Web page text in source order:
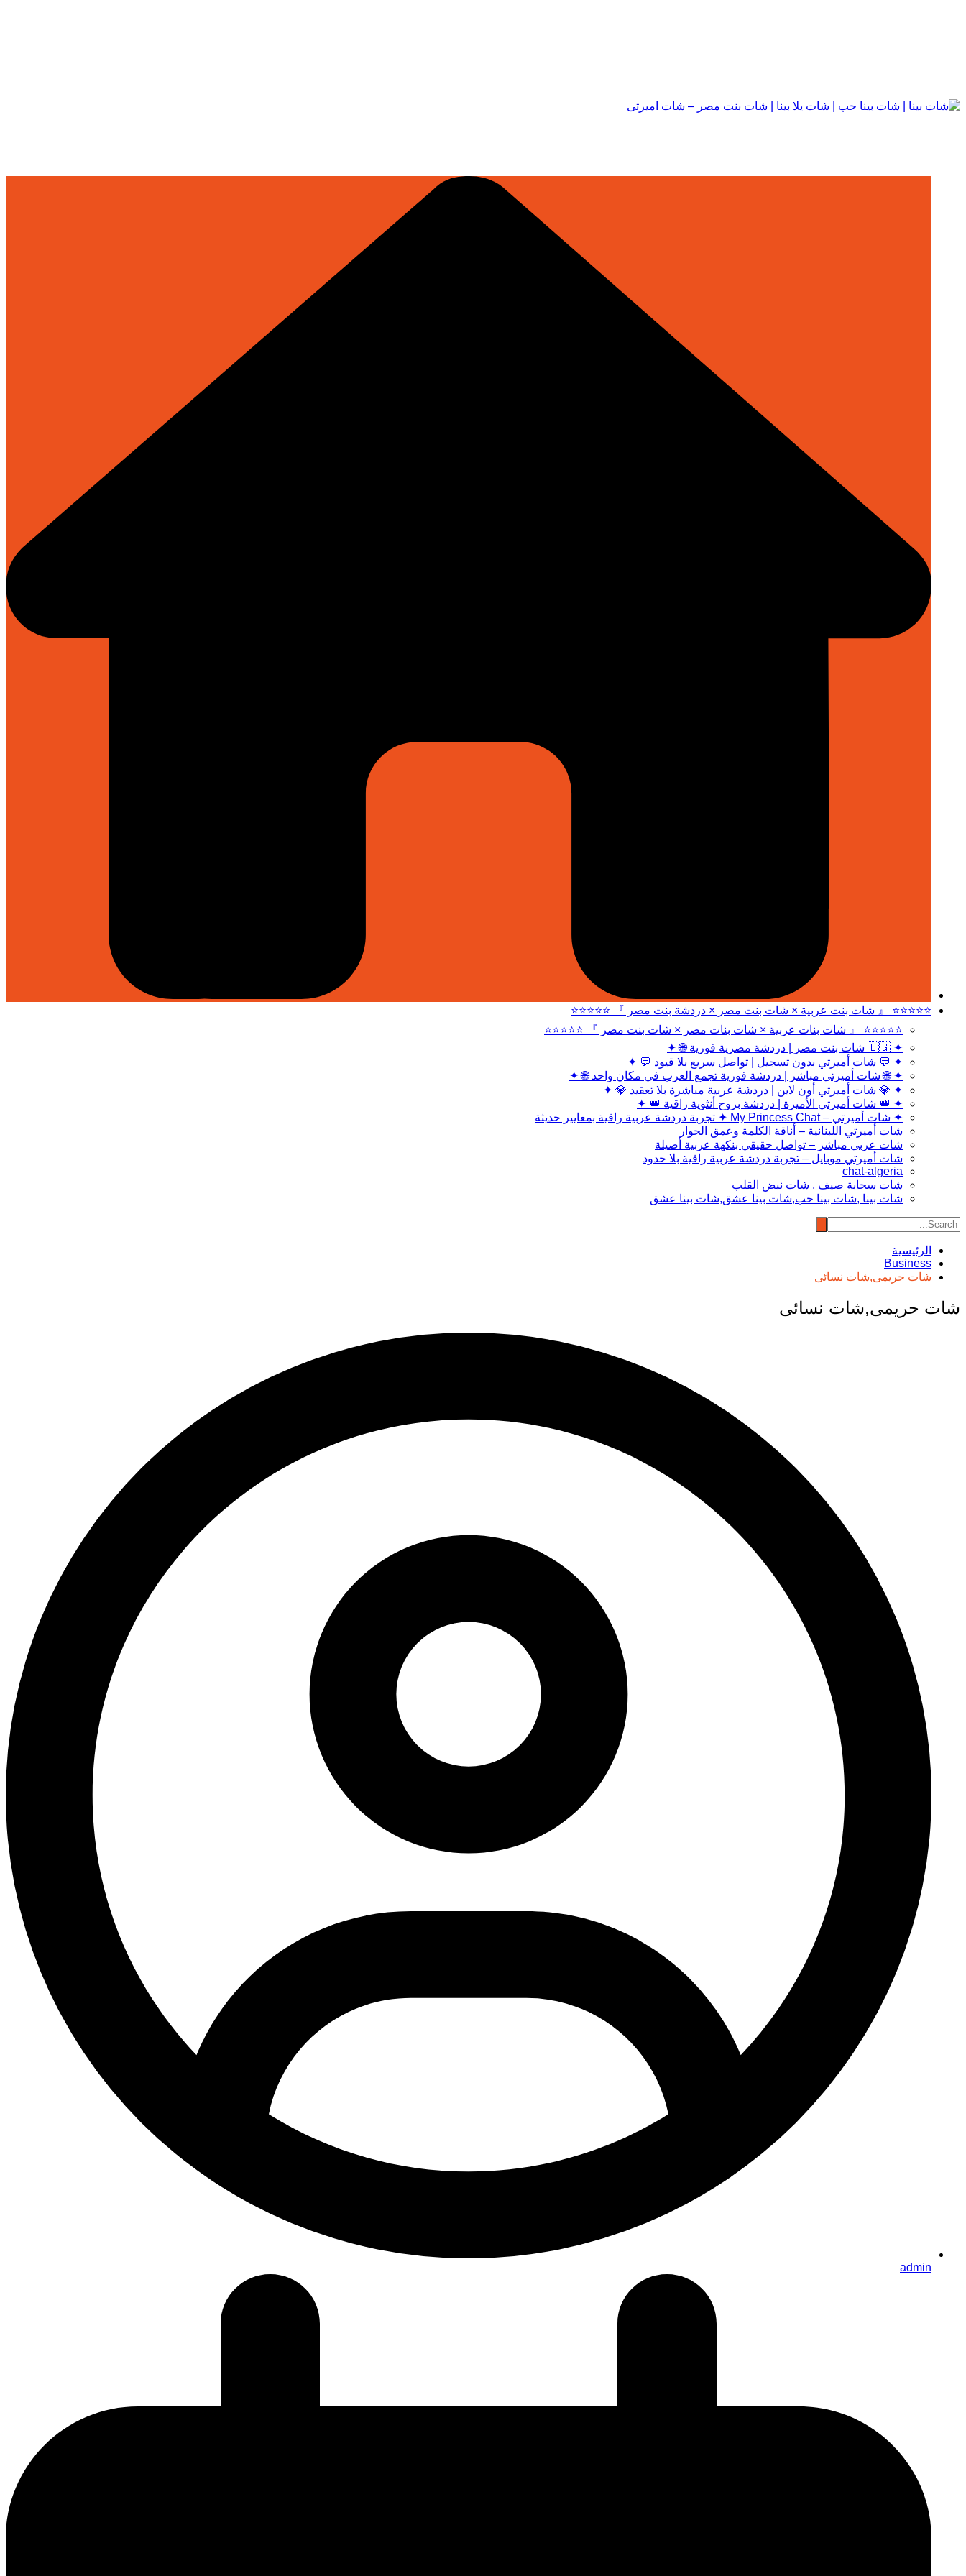
التجاوز
⭐⭐⭐⭐⭐ 『 شات بنت عربية × شات بنت مصر × دردشة بنت مصر 』 ⭐⭐⭐⭐⭐
⭐⭐⭐⭐⭐ 『 شات بنات عربية × شات بنات مصر × شات بنت مصر 』 ⭐⭐⭐⭐⭐
✦ 🇪🇬 شات بنت مصر | دردشة مصرية فورية 🌐 ✦
✦ 💬 شات أميرتي بدون تسجيل | تواصل سريع بلا قيود 💬 ✦
✦ 🌐 شات أميرتي مباشر | دردشة فورية تجمع العرب في مكان واحد 🌐 ✦
✦ 💎 شات أميرتي أون لاين | دردشة عربية مباشرة بلا تعقيد 💎 ✦
✦ 👑 شات أميرتي الأميرة | دردشة بروح أنثوية راقية 👑 ✦
✦ شات أميرتي – My Princess Chat ✦ تجربة دردشة عربية راقية بمعايير حديثة
شات أميرتي اللبنانية – أناقة الكلمة وعمق الحوار
شات عربي مباشر – تواصل حقيقي بنكهة عربية أصيلة
شات أميرتي موبايل – تجربة دردشة عربية راقية بلا حدود
chat-algeria
شات سحابة صيف , شات نبض القلب
شات بينا ,شات بينا حب,شات بينا عشق,شات بينا عشق
الرئيسية
Business
شات حريمى,شات نسائى
شات حريمى,شات نسائى
admin